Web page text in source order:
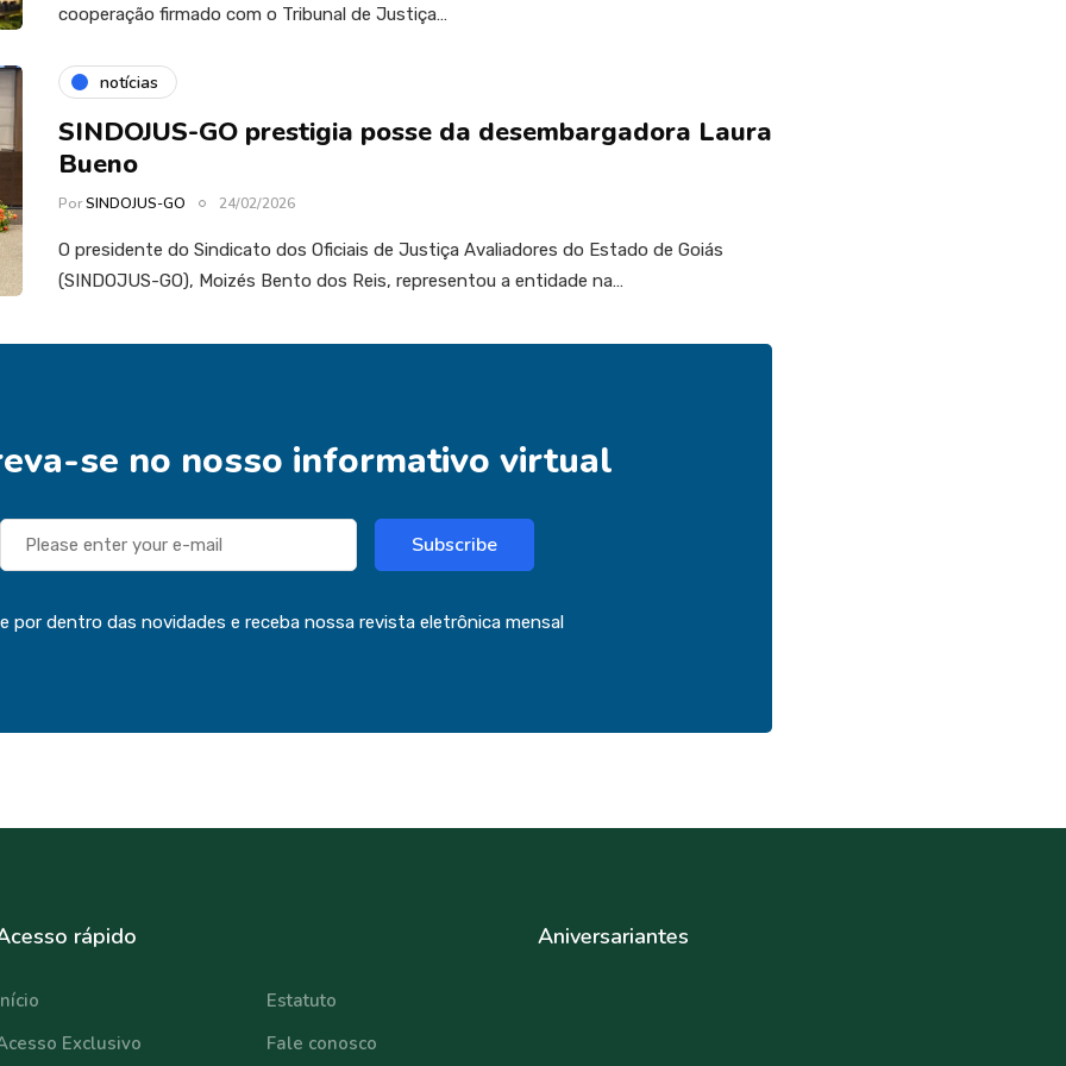
cooperação firmado com o Tribunal de Justiça…
notícias
SINDOJUS-GO prestigia posse da desembargadora Laura
Bueno
PorSINDOJUS-GO 24/02/2026
O presidente do Sindicato dos Oficiais de Justiça Avaliadores do Estado de Goiás
(SINDOJUS-GO), Moizés Bento dos Reis, representou a entidade na…
se no nosso informativo virtual
Subscribe
por dentro das novidades e receba nossa revista eletrônica mensal
rápido
Exclusivo
Estatuto
Fale conosco
Aniversariantes